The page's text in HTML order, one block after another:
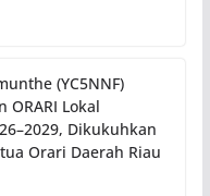
(YC5NNF)
ORARI Lokal
Dikukuhkan
Orari Daerah Riau